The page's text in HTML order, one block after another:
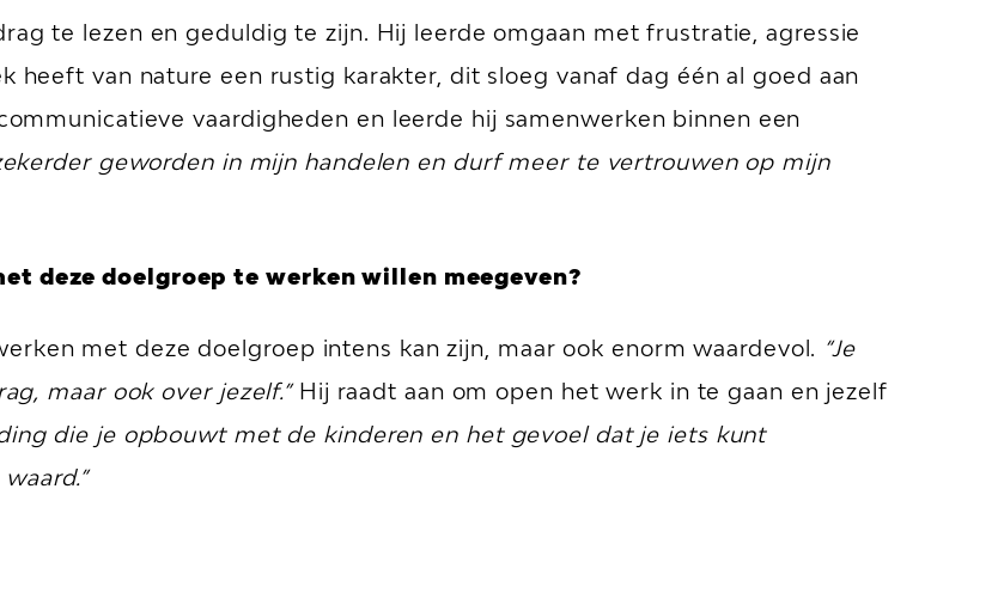
te lezen en geduldig te zijn. Hij leerde omgaan met frustratie, agressie
heeft van nature een rustig karakter, dit sloeg vanaf dag één al goed aan
vaardigheden en leerde hij samenwerken binnen een
geworden in mijn handelen en durf meer te vertrouwen op mijn
deze doelgroep te werken willen meegeven?
met deze doelgroep intens kan zijn, maar ook enorm waardevol. “Je
maar ook over jezelf.”Hij raadt aan om open het werk in te gaan en jezelf
die je opbouwt met de kinderen en het gevoel dat je iets kunt